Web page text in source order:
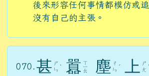
後來形容任何事情都模仿或
沒有自己的主張。
070. 甚 ㄕ
ㄣ ˋ 囂 ㄒ
ㄧ
ㄠ 塵 ㄔ
ㄣ ˊ 上
ㄕ
ㄤ ˋ